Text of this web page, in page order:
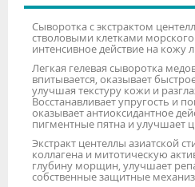
Сыворотка с экстрактом
стволовыми клетками
интенсивное действие на кожу
Легкая гелевая сыворотка
впитывается, оказывает
улучшая текстуру кожи и
Восстанавливает упругость и
оказывает антиоксидантное
пигментные пятна и улучшает
Экстракт центеллы азиатской
коллагена и митотическую
глубину морщин, улучшает
собственные защитные